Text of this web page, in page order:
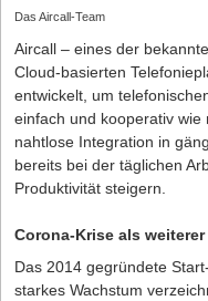
Das Aircall-Team
Aircall – eines der
Cloud-basierten
entwickelt, um
einfach und kooperativ wie
nahtlose Integration in
bereits bei der täglichen
Produktivität steigern.
Corona-Krise als
Das 2014 gegründete
starkes Wachstum